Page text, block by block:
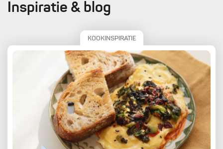
Inspiratie & blog
KOOKINSPIRATIE